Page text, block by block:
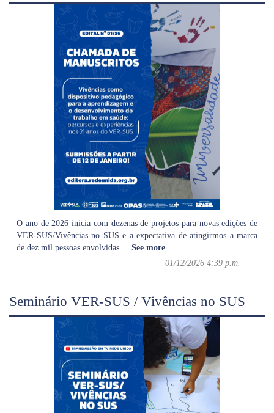
O ano de 2026 inicia com dezenas de projetos para novas edições de
VER-SUS/Vivências no SUS e a expectativa de atingirmos a marca
de dez mil pessoas envolvidas ... See more
01/12/2026 4:39 p.m.
Seminário VER-SUS / Vivências no SUS